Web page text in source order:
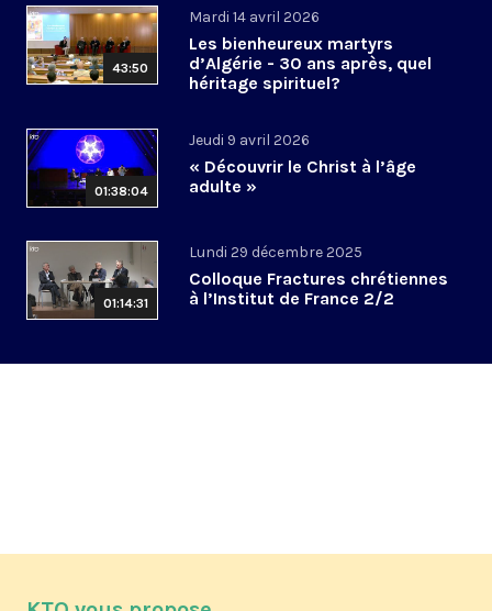
43:50
Mardi 14 avril 2026
Les bienheureux martyrs
d’Algérie - 30 ans après, quel
héritage spirituel?
01:38:04
Jeudi 9 avril 2026
« Découvrir le Christ à l’âge
adulte »
01:14:31
Lundi 29 décembre 2025
Colloque Fractures chrétiennes
à l’Institut de France 2/2